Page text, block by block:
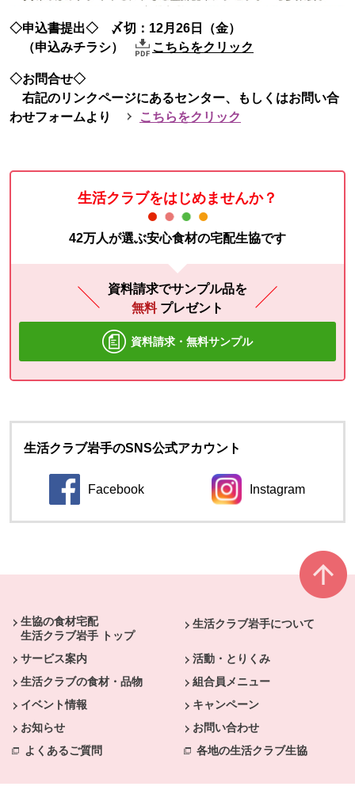
◇申込書提出◇ 〆切：12月26日（金）
（申込みチラシ）
こちらをクリック
◇お問合せ◇
右記のリンクページにあるセンター、もしくはお問い合
わせフォームより
こちらをクリック
生活クラブをはじめませんか？
42万人が選ぶ安心食材の宅配生協です
資料請求でサンプル品を
無料 プレゼント
資料請求・無料サンプル
生活クラブ岩手のSNS公式アカウント
Facebook Instagram
生協の食材宅配
生活クラブ岩手 トップ
生活クラブ岩手について
サービス案内
活動・とりくみ
生活クラブの食材・品物
組合員メニュー
イベント情報
キャンペーン
お知らせ
お問い合わせ
よくあるご質問
各地の生活クラブ生協